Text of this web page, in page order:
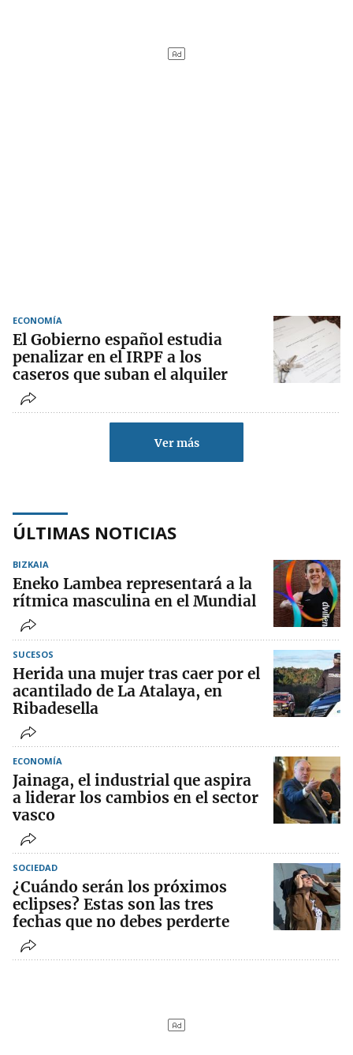
ECONOMÍA
El Gobierno español estudia
penalizar en el IRPF a los
caseros que suban el alquiler
Ver más
ÚLTIMAS NOTICIAS
BIZKAIA
Eneko Lambea representará a la
rítmica masculina en el Mundial
SUCESOS
Herida una mujer tras caer por el
acantilado de La Atalaya, en
Ribadesella
ECONOMÍA
Jainaga, el industrial que aspira
a liderar los cambios en el sector
vasco
SOCIEDAD
¿Cuándo serán los próximos
eclipses? Estas son las tres
fechas que no debes perderte